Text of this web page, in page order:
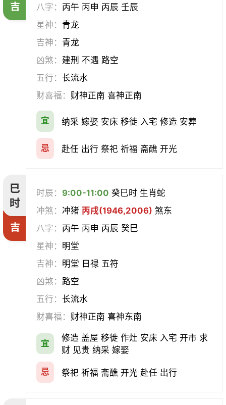
吉
八字： 丙午 丙申 丙辰 壬辰
星神： 青龙
吉神： 青龙
凶煞： 建刑 不遇 路空
五行： 长流水
财喜福： 财神正南 喜神正南
宜 纳采 嫁娶 安床 移徙 入宅 修造 安葬
忌 赴任 出行 祭祀 祈福 斋醮 开光
巳
时
吉
时辰： 9:00-11:00 癸巳时 生肖蛇
冲煞：冲猪 丙戌(1946,2006) 煞东
八字： 丙午 丙申 丙辰 癸巳
星神： 明堂
吉神： 明堂 日禄 五符
凶煞： 路空
五行： 长流水
财喜福： 财神正南 喜神东南
宜
修造 盖屋 移徙 作灶 安床 入宅 开市 求
财 见贵 纳采 嫁娶
忌 祭祀 祈福 斋醮 开光 赴任 出行